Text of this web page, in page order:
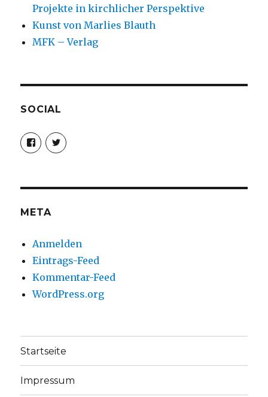
Projekte in kirchlicher Perspektive
Kunst von Marlies Blauth
MFK – Verlag
SOCIAL
Profil
von
christoph.fleischer1
anzeigen
Profil
von
anzeigen
META
Anmelden
Eintrags-Feed
Kommentar-Feed
WordPress.org
Startseite
Impressum